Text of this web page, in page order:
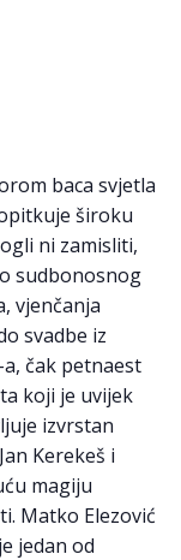
baca svjetla
široku
ni zamisliti,
sudbonosnog
vjenčanja
svadbe iz
čak petnaest
koji je uvijek
izvrstan
Kerekeš i
magiju
Matko Elezović
jedan od